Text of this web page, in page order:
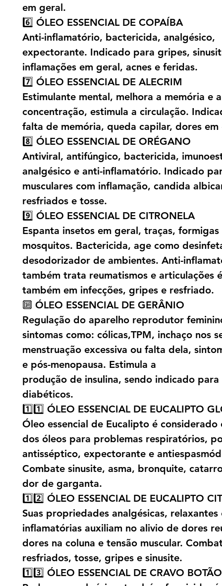
em geral.
6️⃣ ÓLEO ESSENCIAL DE COPAÍBA
Anti-inflamatório, bactericida, analgésico,
expectorante. Indicado para gripes,
inflamações em geral, acnes e feridas.
7️⃣ ÓLEO ESSENCIAL DE ALECRIM
Estimulante mental, melhora a memória e a
concentração, estimula a circulação.
falta de memória, queda capilar, dores em
8️⃣ ÓLEO ESSENCIAL DE ORÉGANO
Antiviral, antifúngico, bactericida,
analgésico e anti-inflamatório. Indicado
musculares com inflamação, candida
resfriados e tosse.
9️⃣ ÓLEO ESSENCIAL DE CITRONELA
Espanta insetos em geral, traças, formigas
mosquitos. Bactericida, age como
desodorizador de ambientes. Anti-
também trata reumatismos e articulações
também em infecções, gripes e resfriado.
🔟 ÓLEO ESSENCIAL DE GERÂNIO
Regulação do aparelho reprodutor
sintomas como: cólicas,TPM, inchaço nos
menstruação excessiva ou falta dela,
e pós-menopausa. Estimula a
produção de insulina, sendo indicado para
diabéticos.
1️⃣1️⃣ ÓLEO ESSENCIAL DE EUCALIPTO
Óleo essencial de Eucalipto é considerado
dos óleos para problemas respiratórios,
antisséptico, expectorante e
Combate sinusite, asma, bronquite,
dor de garganta.
1️⃣2️⃣ ÓLEO ESSENCIAL DE EUCALIPTO
Suas propriedades analgésicas, relaxantes
inflamatórias auxiliam no alivio de dores
dores na coluna e tensão muscular.
resfriados, tosse, gripes e sinusite.
1️⃣3️⃣ ÓLEO ESSENCIAL DE CRAVO BOTÃO